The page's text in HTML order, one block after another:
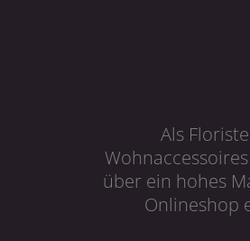
Als
über ein hohes
Onlineshop